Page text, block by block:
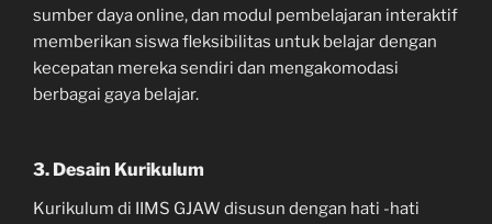
sumber daya online, dan modul pembelajaran interaktif
memberikan siswa fleksibilitas untuk belajar dengan
kecepatan mereka sendiri dan mengakomodasi
berbagai gaya belajar.
3. Desain Kurikulum
Kurikulum di IIMS GJAW disusun dengan hati -hati